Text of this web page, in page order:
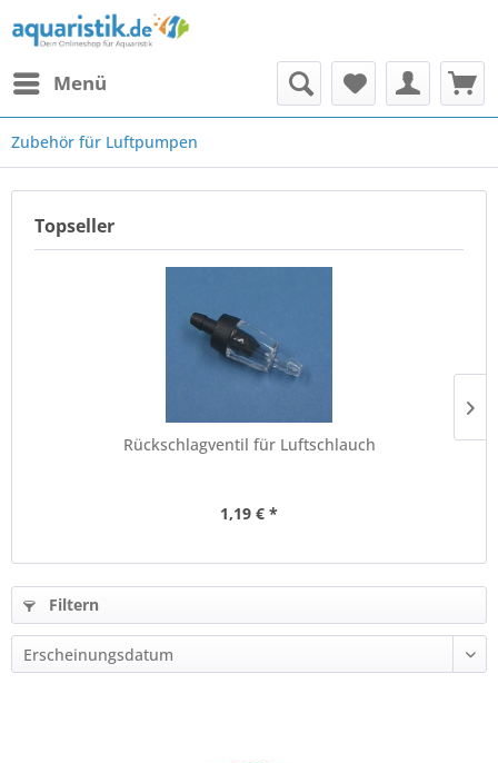
Menü
Zubehör für Luftpumpen
Topseller
Rückschlagventil für Luftschlauch
1,19 € *
Filtern